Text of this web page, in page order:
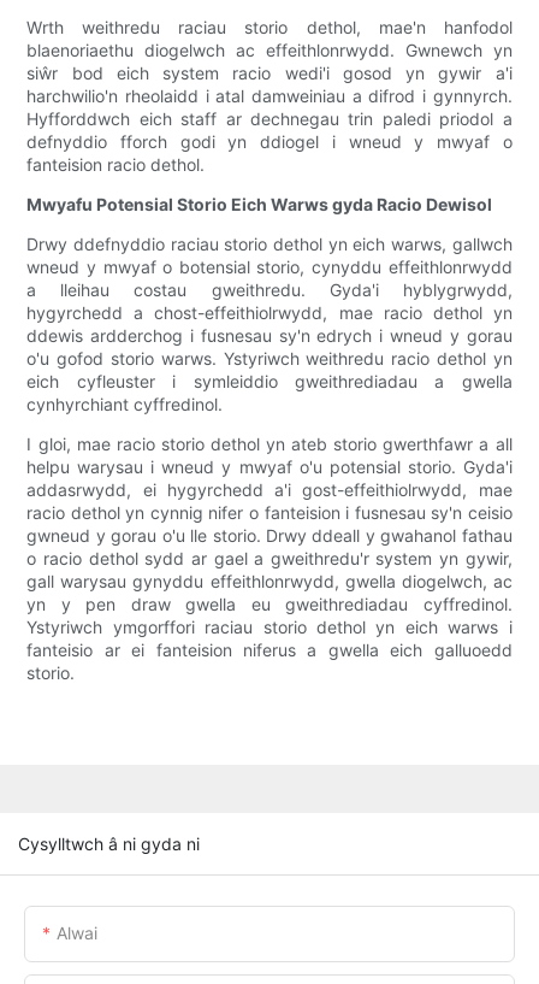
Wrth weithredu raciau storio dethol, mae'n hanfodol
blaenoriaethu diogelwch ac effeithlonrwydd. Gwnewch yn
siŵr bod eich system racio wedi'i gosod yn gywir a'i
harchwilio'n rheolaidd i atal damweiniau a difrod i gynnyrch.
Hyfforddwch eich staff ar dechnegau trin paledi priodol a
defnyddio fforch godi yn ddiogel i wneud y mwyaf o
fanteision racio dethol.
Mwyafu Potensial Storio Eich Warws gyda Racio Dewisol
Drwy ddefnyddio raciau storio dethol yn eich warws, gallwch
wneud y mwyaf o botensial storio, cynyddu effeithlonrwydd
a lleihau costau gweithredu. Gyda'i hyblygrwydd,
hygyrchedd a chost-effeithiolrwydd, mae racio dethol yn
ddewis ardderchog i fusnesau sy'n edrych i wneud y gorau
o'u gofod storio warws. Ystyriwch weithredu racio dethol yn
eich cyfleuster i symleiddio gweithrediadau a gwella
cynhyrchiant cyffredinol.
I gloi, mae racio storio dethol yn ateb storio gwerthfawr a all
helpu warysau i wneud y mwyaf o'u potensial storio. Gyda'i
addasrwydd, ei hygyrchedd a'i gost-effeithiolrwydd, mae
racio dethol yn cynnig nifer o fanteision i fusnesau sy'n ceisio
gwneud y gorau o'u lle storio. Drwy ddeall y gwahanol fathau
o racio dethol sydd ar gael a gweithredu'r system yn gywir,
gall warysau gynyddu effeithlonrwydd, gwella diogelwch, ac
yn y pen draw gwella eu gweithrediadau cyffredinol.
Ystyriwch ymgorffori raciau storio dethol yn eich warws i
fanteisio ar ei fanteision niferus a gwella eich galluoedd
storio.
Cysylltwch â ni gyda ni
Alwai